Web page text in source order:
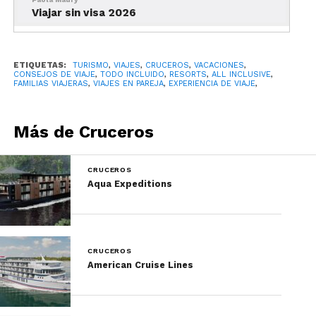
te emociona descubrir lugares nuevos,
probablemente un crucero te convenga
más. En un solo viaje puedes visitar varios
destinos, tomar excursiones, probar
Viajar sin visa 2026
ETIQUETAS: TURISMO, VIAJES, CRUCEROS, VACACIONES,
CONSEJOS DE VIAJE, TODO INCLUIDO, RESORTS, ALL INCLUSIVE,
FAMILIAS VIAJERAS, VIAJES EN PAREJA, EXPERIENCIA DE VIAJE,
Más de Cruceros
CRUCEROS
Aqua Expeditions
CRUCEROS
American Cruise Lines